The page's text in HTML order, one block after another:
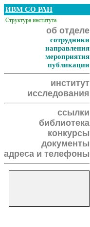
ИВМ СО РАН
Структура института
об отделе
сотрудники
направления
мероприятия
публикации
институт
исследования
ссылки
библиотека
конкурсы
документы
адреса и телефоны